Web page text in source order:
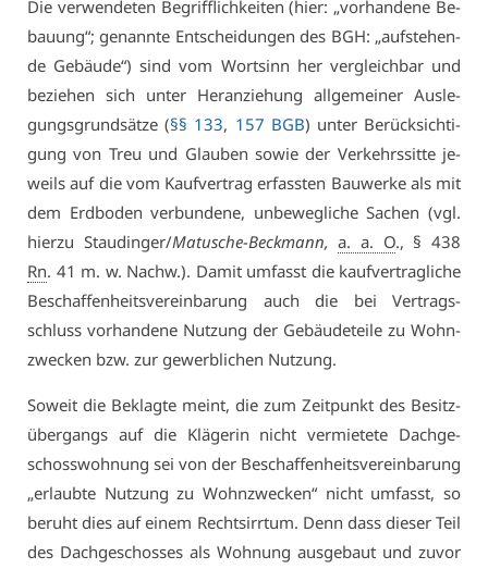
Die ver­wen­de­ten Be­griff­lich­kei­ten (hier: „vor­han­de­ne Be­
bau­ung“; ge­nann­te Ent­schei­dun­gen des BGH: „auf­ste­hen­
de Ge­bäu­de“) sind vom Wort­sinn her ver­gleich­bar und
be­zie­hen sich un­ter Her­an­zie­hung all­ge­mei­ner Aus­le­
gungs­grund­sät­ze (§§ 133, 157 BGB) un­ter Be­rück­sich­ti­
gung von Treu und Glau­ben so­wie der Ver­kehrs­sit­te je­
weils auf die vom Kauf­ver­trag er­fass­ten Bau­wer­ke als mit
dem Erd­bo­den ver­bun­de­ne, un­be­weg­li­che Sa­chen (vgl.
hier­zu Stau­din­ger/Ma­tu­sche-Beck­mann, a. a. O., § 438
Rn. 41 m. w. Nachw.). Da­mit um­fasst die kauf­ver­trag­li­che
Be­schaf­fen­heits­ver­ein­ba­rung auch die bei Ver­trags­
schluss vor­han­de­ne Nut­zung der Ge­bäu­de­tei­le zu Wohn­
zwe­cken bzw. zur ge­werb­li­chen Nut­zung.
So­weit die Be­klag­te meint, die zum Zeit­punkt des Be­sitz­
über­gangs auf die Klä­ge­rin nicht ver­mie­te­te Dach­ge­
schoss­woh­nung sei von der Be­schaf­fen­heits­ver­ein­ba­rung
„er­laub­te Nut­zung zu Wohn­zwe­cken“ nicht um­fasst, so
be­ruht dies auf ei­nem Rechts­irr­tum. Denn dass die­ser Teil
des Dach­ge­schos­ses als Woh­nung aus­ge­baut und zu­vor